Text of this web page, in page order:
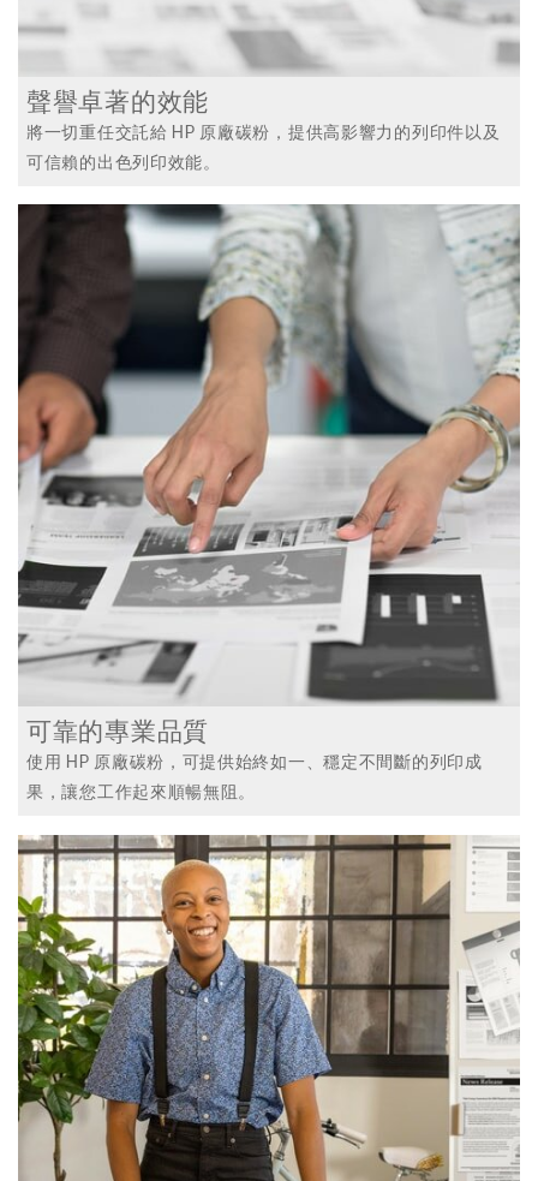
聲譽卓著的效能
將一切重任交託給 HP 原廠碳粉，提供高影響力的列印件以及
可信賴的出色列印效能。
可靠的專業品質
使用 HP 原廠碳粉，可提供始終如一、穩定不間斷的列印成
果，讓您工作起來順暢無阻。